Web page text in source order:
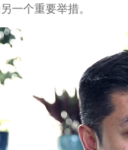
一个重要举措。